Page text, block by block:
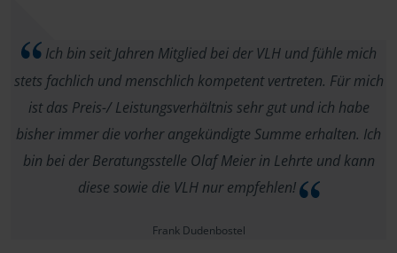
Ich bin seit Jahren Mitglied bei der VLH und fühle mich
stets fachlich und menschlich kompetent vertreten. Für mich
ist das Preis-/ Leistungsverhältnis sehr gut und ich habe
bisher immer die vorher angekündigte Summe erhalten. Ich
bin bei der Beratungsstelle Olaf Meier in Lehrte und kann
diese sowie die VLH nur empfehlen!
Frank Dudenbostel